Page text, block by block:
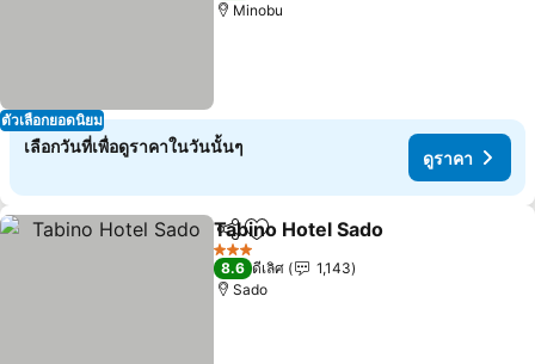
ตัวเลือกยอดนิยม
Minobu
เลือกวันที่เพื่อดูราคาในวันนั้นๆ
ดูราคา
แชร์ เพิ่มในรายการโปรด
Tabino Hotel Sado
3 ดาว
8.6 ดีเลิศ
1,143
Sado